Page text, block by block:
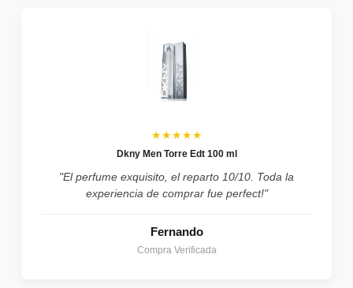
★★★★★
Dkny Men Torre Edt 100 ml
"El perfume exquisito, el reparto 10/10. Toda la
experiencia de comprar fue perfect!"
Fernando
Compra Verificada